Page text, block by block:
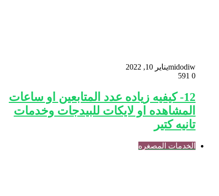
midodiwيناير 10, 2022
0
12- كيفيه زياده عدد المتابعين او ساعات
المشاهده او لايكات للبيدجات وخدمات
تانيه كتير
الخدمات المصغره